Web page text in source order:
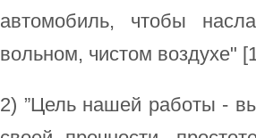
автомобиль, чтобы
вольном, чистом воздухе"
2) ”Цель нашей работы -